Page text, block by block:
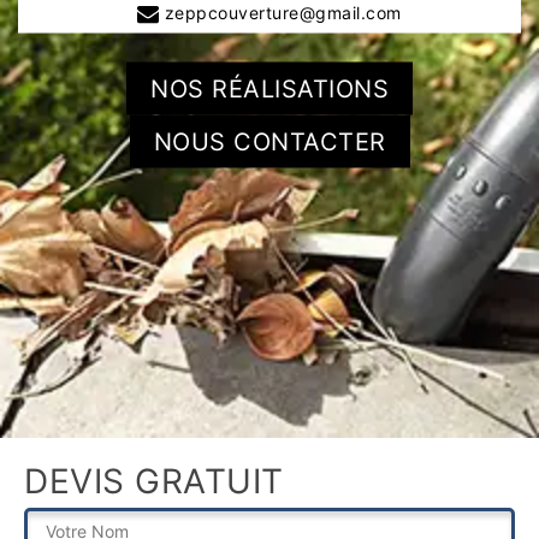
zeppcouverture@gmail.com
NOS RÉALISATIONS
NOUS CONTACTER
DEVIS GRATUIT